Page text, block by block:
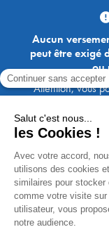
Aucun
peut être exigé
ou
Attention, vous
Ace Crédit /
crédits, en vous
des fonds, des
Immoprêt ne
comptes des
des honoraires
Immoprêt